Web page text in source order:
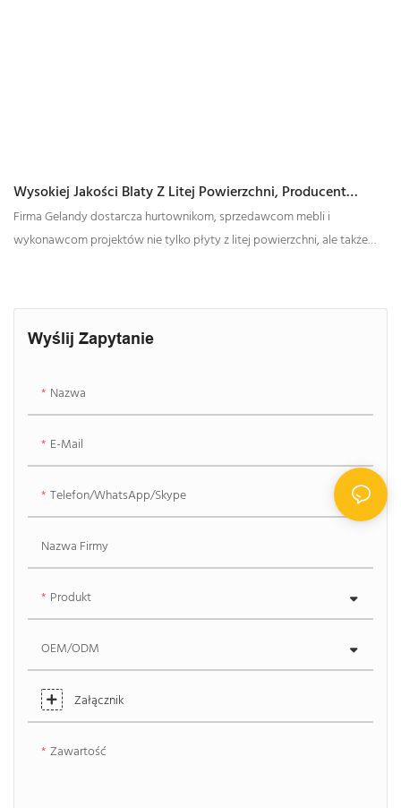
Wyślij Zapytanie
Nazwa
E-Mail
Telefon/WhatsApp/Skype
Nazwa Firmy
Produkt
OEM/ODM
Załącznik
Zawartość
Wysokiej Jakości Blaty Z Litej Powierzchni, Producent
Blatów Z Marmuru Żyłkowanego
Firma Gelandy dostarcza hurtownikom, sprzedawcom mebli i
wykonawcom projektów nie tylko płyty z litej powierzchni, ale także